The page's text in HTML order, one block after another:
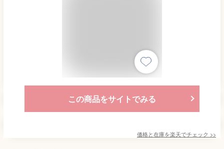
この商品をサイトでみる
価格と在庫を楽天でチェック >>